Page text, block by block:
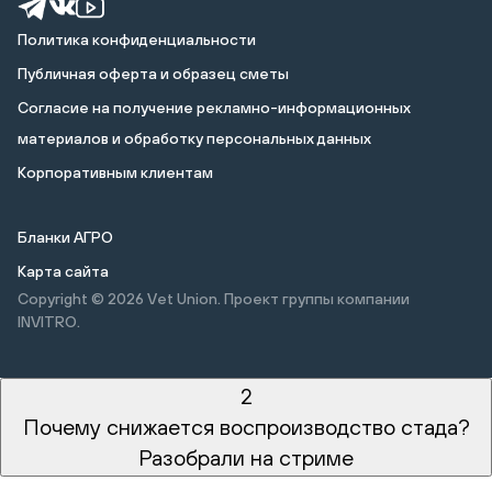
Политика конфиденциальности
Публичная оферта и образец сметы
Cогласие на получение рекламно-информационных
материалов и обработку персональных данных
Корпоративным клиентам
Бланки АГРО
Карта сайта
Copyright © 2026 Vet Union. Проект группы компании
INVITRO.
2
Почему снижается воспроизводство стада?
Разобрали на стриме